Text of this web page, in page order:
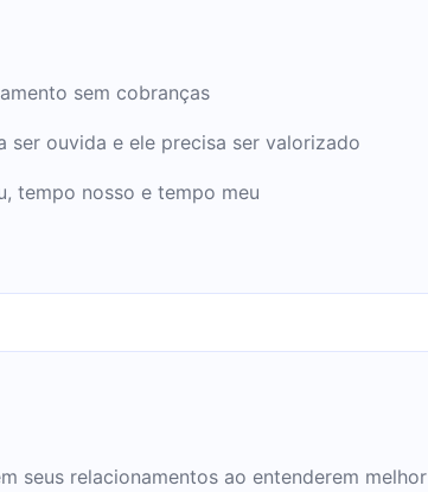
sem cobranças
ser ouvida e ele precisa ser valorizado
tempo nosso e tempo meu
seus relacionamentos ao entenderem melhor